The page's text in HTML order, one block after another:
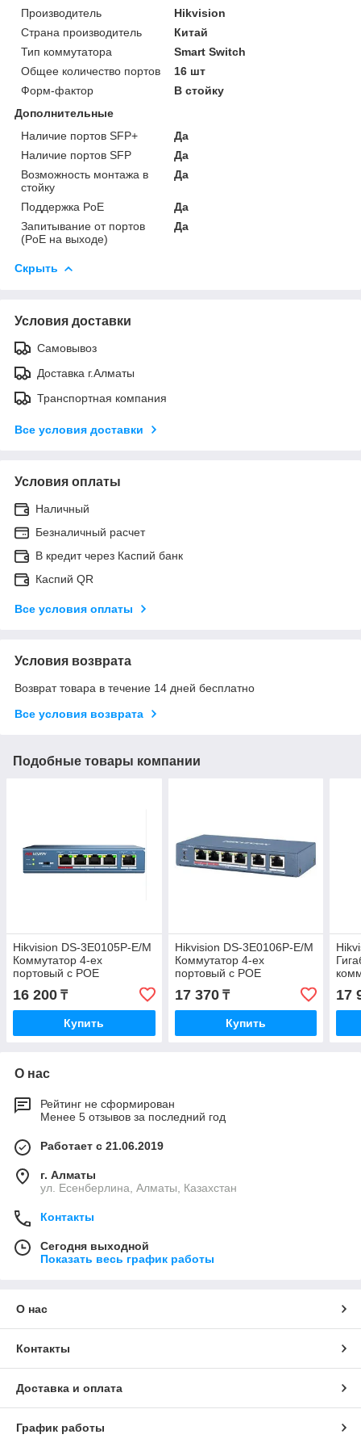
Производитель
Hikvision
Страна производитель
Китай
Тип коммутатора
Smart Switch
Общее количество портов
16 шт
Форм-фактор
В стойку
Дополнительные
Наличие портов SFP+
Да
Наличие портов SFP
Да
Возможность монтажа в
стойку
Да
Поддержка PoE
Да
Запитывание от портов
(PoE на выходе)
Да
Скрыть
Условия доставки
Самовывоз
Доставка г.Алматы
Транспортная компания
Все условия доставки
Условия оплаты
Наличный
Безналичный расчет
В кредит через Каспий банк
Каспий QR
Все условия оплаты
Условия возврата
Возврат товара в течение 14 дней бесплатно
Все условия возврата
Подобные товары компании
Hikvision DS-3E0105P-E/M
Коммутатор 4-ех
портовый с POE
16 200 ₸
Купить
Hikvision DS-3E0106P-E/M
Коммутатор 4-ех
портовый с POE
17 370₸
Купить
17
О нас
Рейтинг не сформирован
Менее 5 отзывов за последний год
Работает с 21.06.2019
г. Алматы
ул. Есенберлина, Алматы, Казахстан
Контакты
Сегодня выходной
Показать весь график работы
О нас
Контакты
Доставка и оплата
График работы